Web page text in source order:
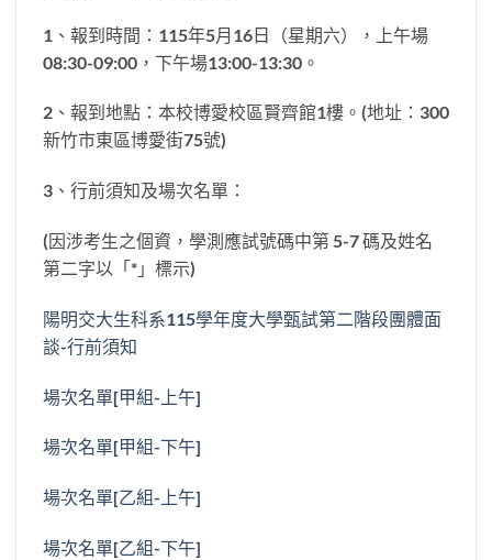
1、報到時間：115年5月16日（星期六），上午場
08:30-09:00，下午場13:00-13:30。
2、報到地點：本校博愛校區賢齊館1樓。(地址：300
新竹市東區博愛街75號)
3、行前須知及場次名單：
(因涉考生之個資，學測應試號碼中第 5-7 碼及姓名
第二字以「*」標示)
陽明交大生科系115學年度大學甄試第二階段團體面
談-行前須知
場次名單[甲組-上午]
場次名單[甲組-下午]
場次名單[乙組-上午]
場次名單[乙組-下午]